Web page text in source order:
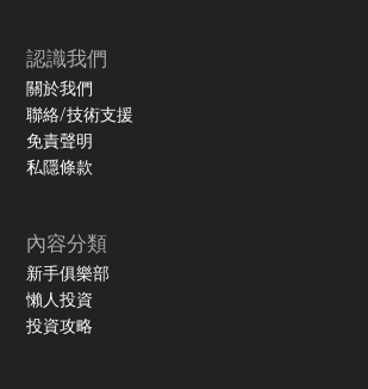
認識我們
關於我們
聯絡/技術支援
免責聲明
私隱條款
內容分類
新手俱樂部
懶人投資
投資攻略